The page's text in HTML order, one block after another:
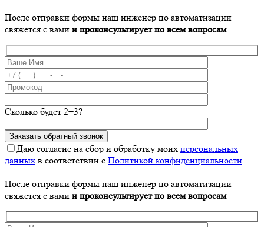
После отправки формы наш инженер по автоматизации
свяжется с вами и проконсультирует по всем вопросам
Сколько будет 2+3?
Даю согласие на сбор и обработку моих персональных
данных в соответствии с Политикой конфиденциальности
После отправки формы наш инженер по автоматизации
свяжется с вами и проконсультирует по всем вопросам